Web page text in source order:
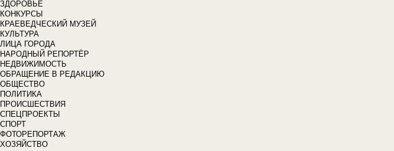
ЗДОРОВЬЕ
КОНКУРСЫ
КРАЕВЕДЧЕСКИЙ МУЗЕЙ
КУЛЬТУРА
ЛИЦА ГОРОДА
НАРОДНЫЙ РЕПОРТЁР
НЕДВИЖИМОСТЬ
ОБРАЩЕНИЕ В РЕДАКЦИЮ
ОБЩЕСТВО
ПОЛИТИКА
ПРОИСШЕСТВИЯ
СПЕЦПРОЕКТЫ
СПОРТ
ФОТОРЕПОРТАЖ
ХОЗЯЙСТВО